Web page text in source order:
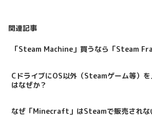
関連記事
「Steam Machine」買うなら「Steam
CドライブにOS以外（Steamゲーム等）
はなぜか？
なぜ「Minecraft」はSteamで販売されな